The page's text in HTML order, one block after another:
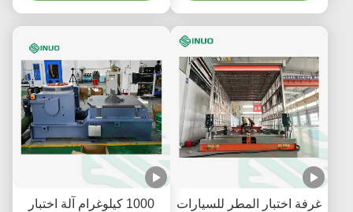
غرفة اختبار المطر للسيارات
1000 كيلوغرام آلة اختبار